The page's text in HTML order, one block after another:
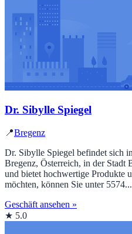
Dr. Sibylle Spiegel
📍Bregenz
Dr. Sibylle Spiegel befindet sich
Bregenz, Österreich, in der Stadt
und bietet hochwertige Produkte
möchten, können Sie unter 5574...
Geschäft ansehen »
★ 5.0